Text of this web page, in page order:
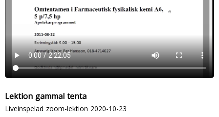
Lektion gammal tenta
Liveinspelad zoom-lektion 2020-10-23